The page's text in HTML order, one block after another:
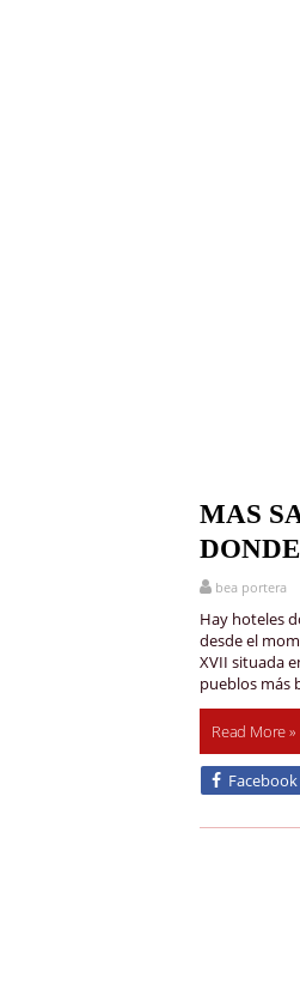
MAS
bea portera
Hay hoteles
desde el
XVII situada
pueblos más
Read More »
Facebook